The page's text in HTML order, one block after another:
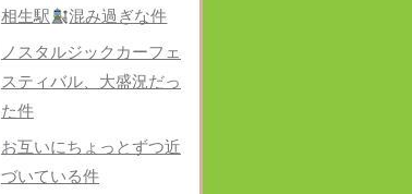
相生駅
混み過ぎな件
ノスタルジックカーフェ
スティバル、大盛況だっ
た件
お互いにちょっとずつ近
づいている件